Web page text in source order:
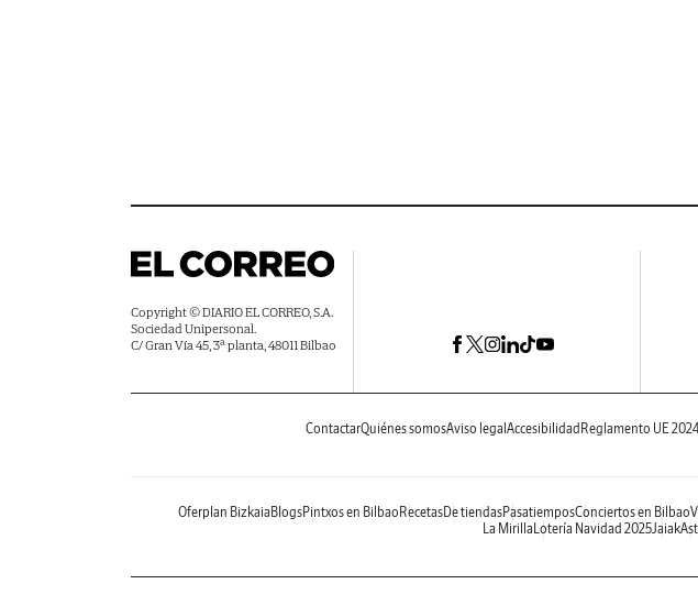
Copyright © DIARIO EL CORREO, S.A.
Sociedad Unipersonal.
C/ Gran Vía 45, 3ª planta, 48011 Bilbao
ContactarQuiénes somosAviso legal Accesibilidad Reglamento UE
Oferplan Bizkaia BlogsPintxos en Bilbao RecetasDe tiendasPasatiemposConciertos en Bilbao
La Mirilla Lotería Navidad 2025Jaiak